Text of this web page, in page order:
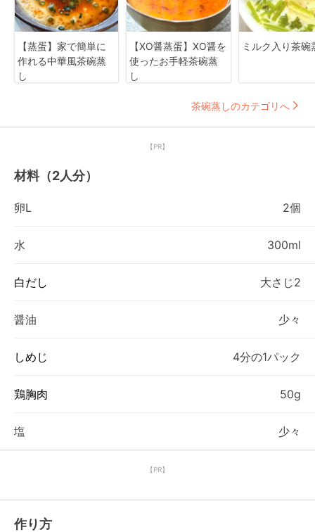
【蒸蛋】家で簡単に
作れる中華風茶碗蒸
し
【XO醤蒸蛋】XO醤を
使ったお手軽茶碗蒸
し
ミルク入り茶碗
茶碗蒸しのカテゴリへ
【PR】
材料（2人分）
卵L 2個
水 300ml
白だし 大さじ2
醤油 少々
しめじ 4分の1パック
鶏胸肉 50g
塩 少々
【PR】
作り方